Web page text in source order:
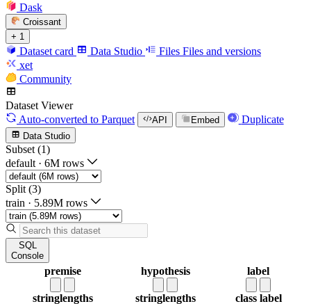
Dask
Croissant
+ 1
Dataset card Data Studio Files Files and versions
xet
Community
Dataset Viewer
Auto-converted to Parquet API Embed Duplicate
Data Studio
Subset (1)
default · 6M rows
Split (3)
train · 5.89M rows
SQL
Console
premise
stringlengths
hypothesis
stringlengths
label
class label